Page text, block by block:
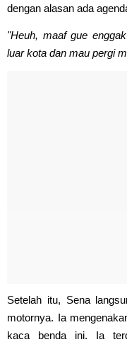
dengan alasan ada
"Heuh, maaf gue
luar kota dan mau pergi
Setelah itu, Sena
motornya. Ia
kaca benda ini. Ia